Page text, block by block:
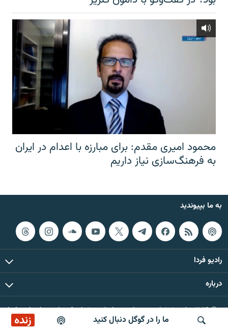
ما را در گوگل دنبال کنید زنده
محمود امیری مقدم: برای مبارزه با اعدام در ایران
به فرهنگ‌سازی نیاز داریم
به ما بپیوندید
رادیو فردا
درباره
© ۲۰۲۶ تمام حقوق این وب‌سایت، بر اساس مقررات کپی‌رایت، برای رادیو فردا
محفوظ است.